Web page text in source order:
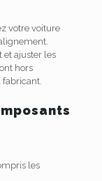
votre voiture
et ajuster les
hors
fabricant.
les